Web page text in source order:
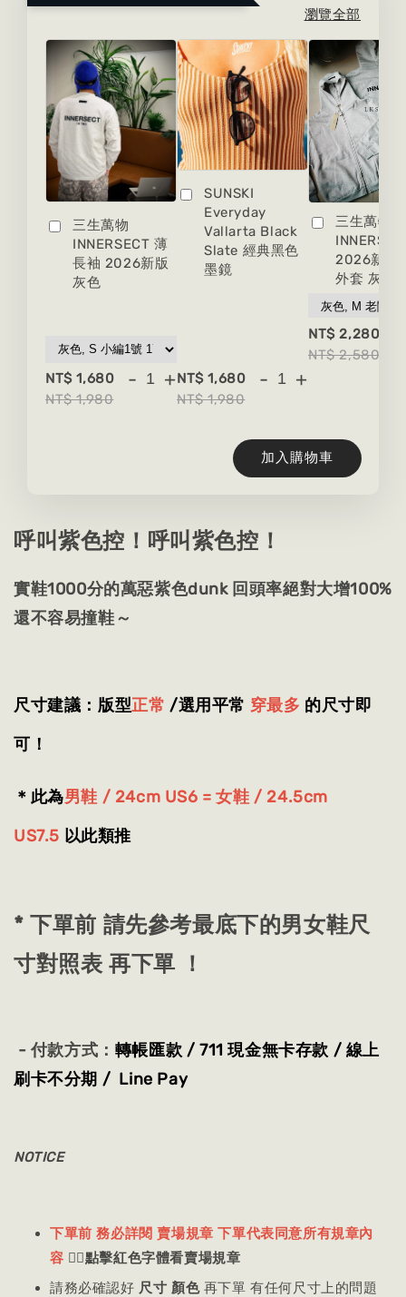
瀏覽全部
三生萬物
INNERSECT 薄
長袖 2026新版
灰色
NT$ 1,680
NT$ 1,980
- +
SUNSKI
Everyday
Vallarta Black
Slate 經典黑色
墨鏡
NT$ 1,680
NT$ 1,980
- +
三生萬物
2026新版
外套 灰色
NT$ 2,280
NT$ 2,580
加入購物車
呼叫紫色控！呼叫紫色控！
實鞋1000分的萬惡紫色dunk 回頭率絕對大增100%
還不容易撞鞋～
尺寸建議：版型正常 /選用平常 穿最多 的尺寸即
可！
＊此為男鞋 / 24cm US6 = 女鞋 / 24.5cm
US7.5 以此類推
* 下單前 請先參考最底下的男女鞋尺
寸對照表 再下單 ！
- 付款方式： 轉帳匯款 / 711 現金無卡存款 / 線上
刷卡不分期 / Line Pay
NOTICE
下單前 務必詳閱 賣場規章 下單代表同意所有規章內
容 👈🏻點擊紅色字體看賣場規章
請務必確認好 尺寸 顏色再下單 有任何尺寸上的問題